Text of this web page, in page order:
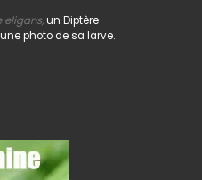
eligans,un Diptère
photo de sa larve.